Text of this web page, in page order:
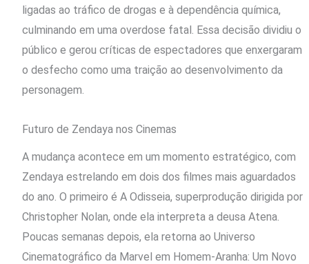
ligadas ao tráfico de drogas e à dependência química,
culminando em uma overdose fatal. Essa decisão dividiu o
público e gerou críticas de espectadores que enxergaram
o desfecho como uma traição ao desenvolvimento da
personagem.
Futuro de Zendaya nos Cinemas
A mudança acontece em um momento estratégico, com
Zendaya estrelando em dois dos filmes mais aguardados
do ano. O primeiro é A Odisseia, superprodução dirigida por
Christopher Nolan, onde ela interpreta a deusa Atena.
Poucas semanas depois, ela retorna ao Universo
Cinematográfico da Marvel em Homem-Aranha: Um Novo